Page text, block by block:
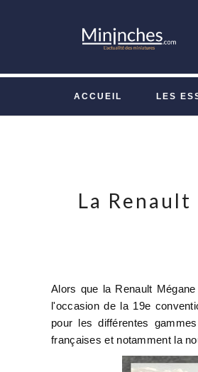
ACCUEIL LES
La
Alors que la Renault
l'occasion de la 19e
pour les différentes
françaises et notamment la